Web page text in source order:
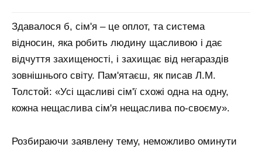
Здавалося б, сім'я – це оплот, та система
відносин, яка робить людину щасливою і дає
відчуття захищеності, і захищає від негараздів
зовнішнього світу. Пам'ятаєш, як писав Л.М.
Толстой: «Усі щасливі сім'ї схожі одна на одну,
кожна нещаслива сім'я нещаслива по-своєму».
Розбираючи заявлену тему, неможливо оминути